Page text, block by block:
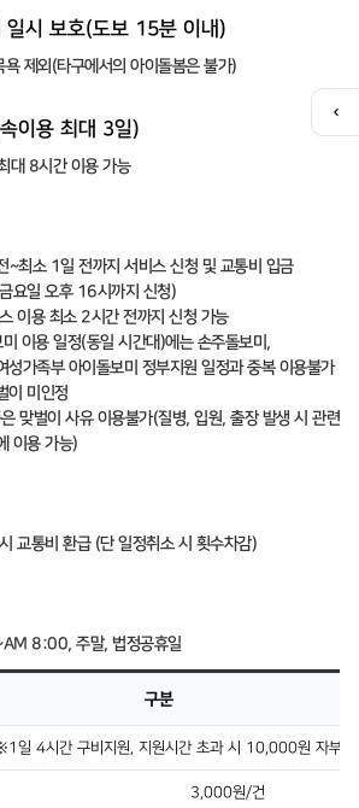
일시 보호(도보 15분 이내)
제외(타구에서의 아이돌봄은 불가)
이용 최대 3일)
대 8시간 이용 가능
~최소 1일 전까지 서비스 신청 및 교통비 입금
요일 오후 16시까지 신청)
이용 최소 2시간 전까지 신청 가능
이용 일정(동일 시간대)에는 손주돌보미,
성가족부 아이돌보미 정부지원 일정과 중복 이용불가
이 미인정
맞벌이 사유 이용불가(질병, 입원, 출장 발생 시 관련
이용 가능)
교통비 환급 (단 일정취소 시 횟수차감)
8:00, 주말, 법정공휴일
구분
일 4시간 구비지원, 지원시간 초과 시 10,000원 자부
3,000원/건
퀵
메